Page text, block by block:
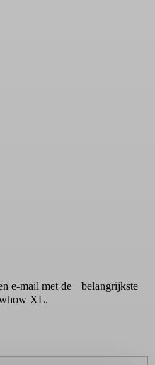
e-mail met de belangrijkste
XL.